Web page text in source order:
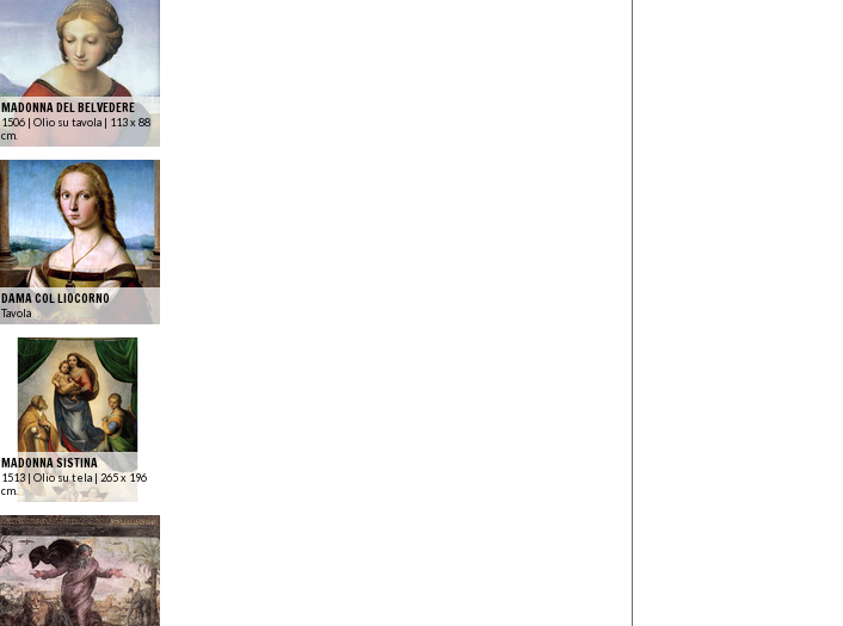
MADONNA DEL BELVEDERE
1506 | Olio su tavola | 113 x 88
cm.
DAMA COL LIOCORNO
Tavola
MADONNA SISTINA
1513 | Olio su tela | 265 x 196
cm.